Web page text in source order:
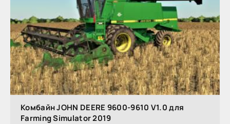
Комбайн JOHN DEERE 9600-9610 V1.0 для
Farming Simulator 2019